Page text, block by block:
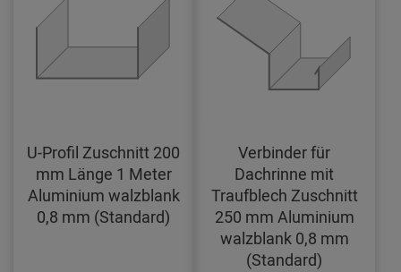
U-Profil Zuschnitt 200
mm Länge 1 Meter
Aluminium walzblank
0,8 mm (Standard)
Verbinder für
Dachrinne mit
Traufblech Zuschnitt
250 mm Aluminium
walzblank 0,8 mm
(Standard)